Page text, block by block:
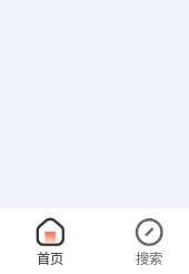
首页 搜索